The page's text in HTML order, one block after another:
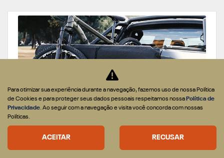
Para otimizar sua experiência durante a navegação, fazemos uso de nossa Política
de Cookies e para proteger seus dados pessoais respeitamos nossa Política de
Privacidade. Ao seguir com a navegação e visita você concorda com nossas
Políticas.
ACEITAR RECUSAR